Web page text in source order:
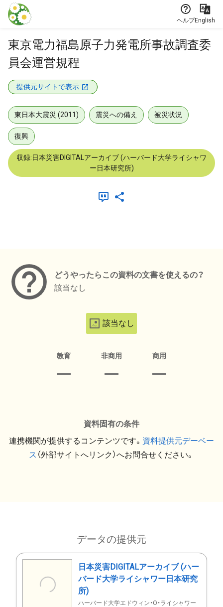
本文に飛ぶ
ヘルプEnglish
東京電力福島原子力発電所事故調査委
員会運営規程
提供元サイトで表示
東日本大震災 (2011) 震災への備え 被災状況
復興
収録:日本災害DIGITALアーカイブ (ハーバード大学ライシャワ
ー日本研究所)
どうやったらこの資料の文書を使えるの？
該当なし
該当なし
教育 非商用 商用
資料固有の条件
連携機関が提供するコンテンツです。 資料提供元デーベー
ス （外部サイトへリンク）へお問合せください。
データの提供元
日本災害DIGITALアーカイブ (ハー
バード大学ライシャワー日本研究
所)
ハーバード大学エドウィン・O・ライシャワー